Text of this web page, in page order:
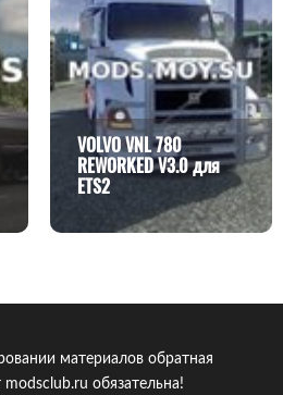
VOLVO VNL 780
REWORKED V3.0 для
ETS2
материалов обратная
modsclub.ru обязательна!